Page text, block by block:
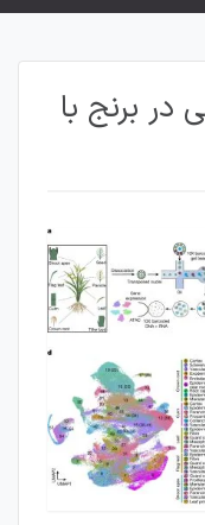
در برنج با